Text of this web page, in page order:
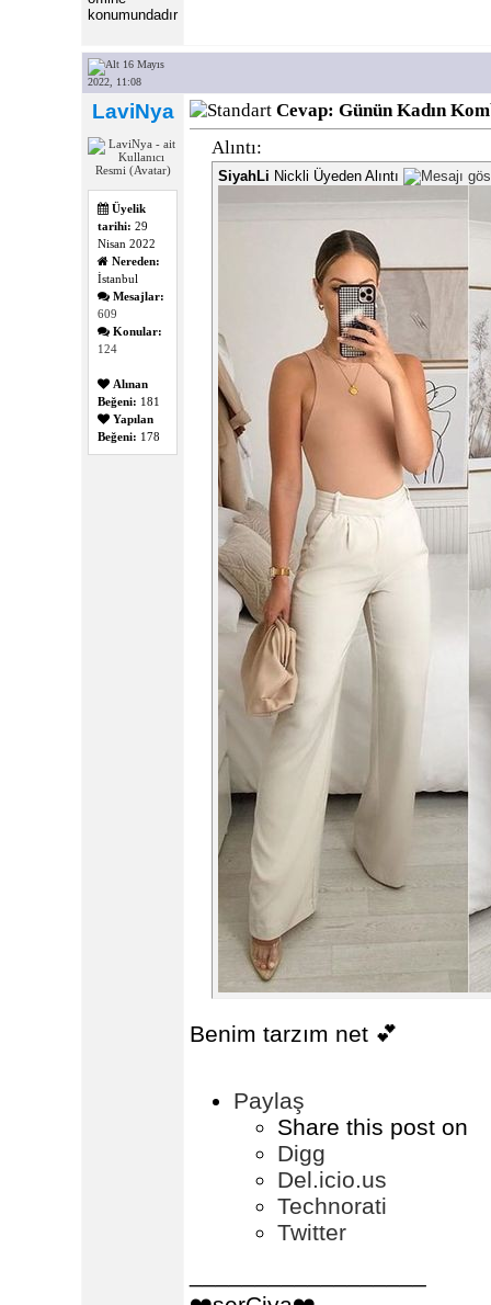
16 Mayıs
2022, 11:08
LaviNya
Üyelik
tarihi: 29
Nisan 2022
Nereden:
İstanbul
Mesajlar:
609
Konular:
124
Alınan
Beğeni: 181
Yapılan
Beğeni: 178
Cevap: Günün Kadın
Alıntı:
SiyahLi Nickli Üyeden Alıntı
Benim tarzım net 💕
Paylaş
Share this post on
Digg
Del.icio.us
Technorati
Twitter